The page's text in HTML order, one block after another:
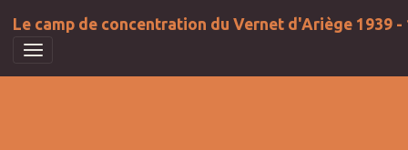
Le camp de concentration du Vernet d'Ariège 1939 -